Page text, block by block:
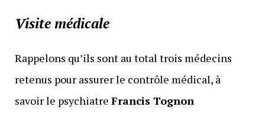
Visite médicale
Rappelons qu’ils sont au total trois médecins
retenus pour assurer le contrôle médical, à
savoir le psychiatre Francis Tognon